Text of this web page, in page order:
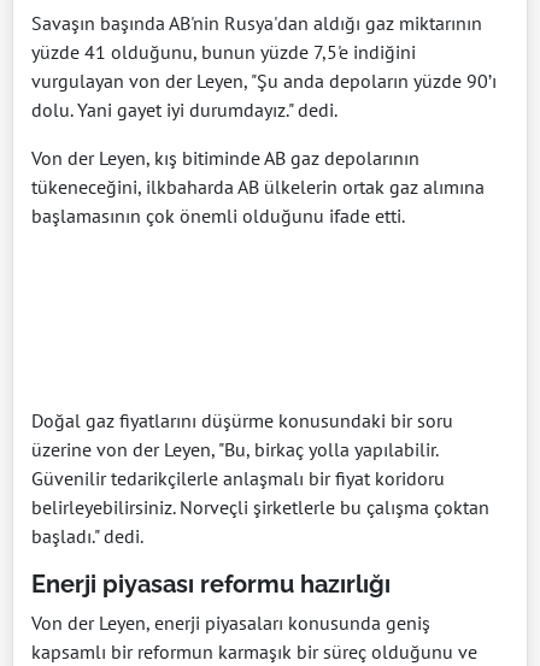
Savaşın başında AB'nin Rusya'dan aldığı gaz miktarının
yüzde 41 olduğunu, bunun yüzde 7,5'e indiğini
vurgulayan von der Leyen, "Şu anda depoların yüzde 90’ı
dolu. Yani gayet iyi durumdayız." dedi.
Von der Leyen, kış bitiminde AB gaz depolarının
tükeneceğini, ilkbaharda AB ülkelerin ortak gaz alımına
başlamasının çok önemli olduğunu ifade etti.
Doğal gaz fiyatlarını düşürme konusundaki bir soru
üzerine von der Leyen, "Bu, birkaç yolla yapılabilir.
Güvenilir tedarikçilerle anlaşmalı bir fiyat koridoru
belirleyebilirsiniz. Norveçli şirketlerle bu çalışma çoktan
başladı." dedi.
Enerji piyasası reformu hazırlığı
Von der Leyen, enerji piyasaları konusunda geniş
kapsamlı bir reformun karmaşık bir süreç olduğunu ve